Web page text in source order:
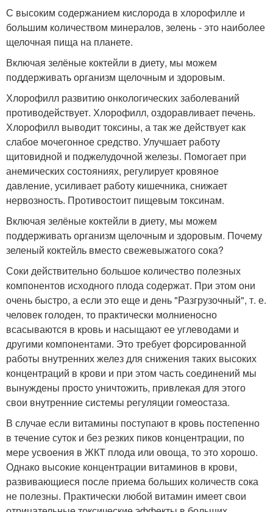
С высоким содержанием кислорода в хлорофилле и
большим количеством минералов, зелень - это наиболее
щелочная пища на планете.
Включая зелёные коктейли в диету, мы можем
поддерживать организм щелочным и здоровым.
Хлорофилл развитию онкологических заболеваний
противодействует. Хлорофилл, оздоравливает печень.
Хлорофилл выводит токсины, а так же действует как
слабое мочегонное средство. Улучшает работу
щитовидной и поджелудочной железы. Помогает при
анемических состояниях, регулирует кровяное
давление, усиливает работу кишечника, снижает
нервозность. Противостоит пищевым токсинам.
Включая зелёные коктейли в диету, мы можем
поддерживать организм щелочным и здоровым. Почему
зеленый коктейль вместо свежевыжатого сока?
Соки действительно большое количество полезных
компонентов исходного плода содержат. При этом они
очень быстро, а если это еще и день "Разгрузочный", т. е.
человек голоден, то практически молниеносно
всасываются в кровь и насыщают ее углеводами и
другими компонентами. Это требует форсированной
работы внутренних желез для снижения таких высоких
концентраций в крови и при этом часть соединений мы
вынуждены просто уничтожить, привлекая для этого
свои внутренние системы регуляции гомеостаза.
В случае если витамины поступают в кровь постепенно
в течение суток и без резких пиков концентрации, по
мере усвоения в ЖКТ плода или овоща, то это хорошо.
Однако высокие концентрации витаминов в крови,
развивающиеся после приема больших количеств сока
не полезны. Практически любой витамин имеет свои